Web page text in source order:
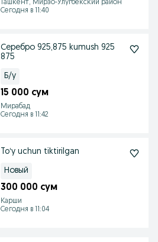
Ташкент, Мирзо-Улугбекский район
Сегодня в 11:40
Серебро 925,875 kumush 925
875
Б/у
15 000 сум
Мирабад
Сегодня в 11:42
Toʻy uchun tiktirilgan
Новый
300 000 сум
Карши
Сегодня в 11:04